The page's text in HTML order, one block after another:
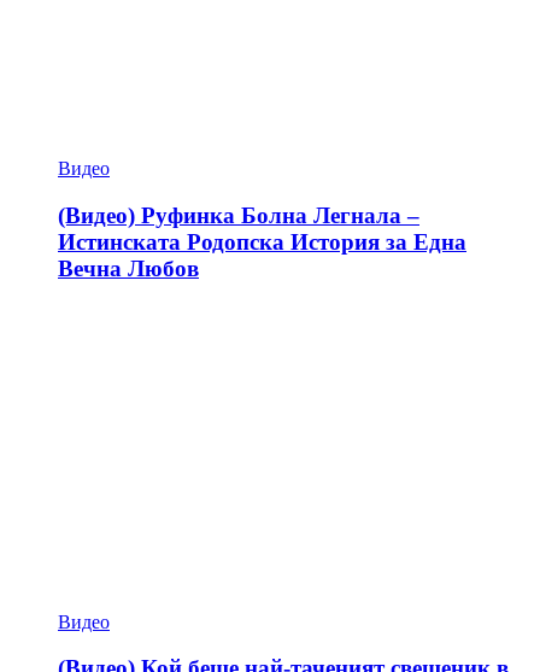
Видео
(Видео) Руфинка Болна Легнала –
Истинската Родопска История за Една
Вечна Любов
Видео